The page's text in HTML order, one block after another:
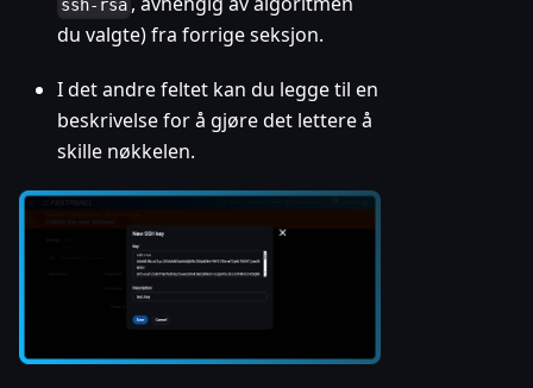
ssh-rsa
du valgte) fra forrige seksjon.
I det andre feltet kan du legge til en
beskrivelse for å gjøre det lettere å
skille nøkkelen.